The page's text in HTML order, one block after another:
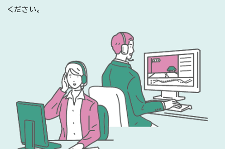
ください。